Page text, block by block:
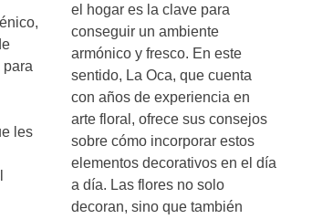
les
el hogar es la clave para
conseguir un ambiente
armónico y fresco. En este
sentido, La Oca, que cuenta
con años de experiencia en
arte floral, ofrece sus consejos
sobre cómo incorporar estos
elementos decorativos en el día
a día. Las flores no solo
decoran, sino que también